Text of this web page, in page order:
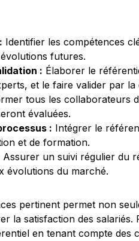
Identifier les compétences
futures.
: Élaborer le
et le faire valider par la
tous les collaborateurs
évaluées.
: Intégrer le
et de formation.
Assurer un suivi régulier du
évolutions du marché.
pertinent permet non
la satisfaction des
en tenant compte des